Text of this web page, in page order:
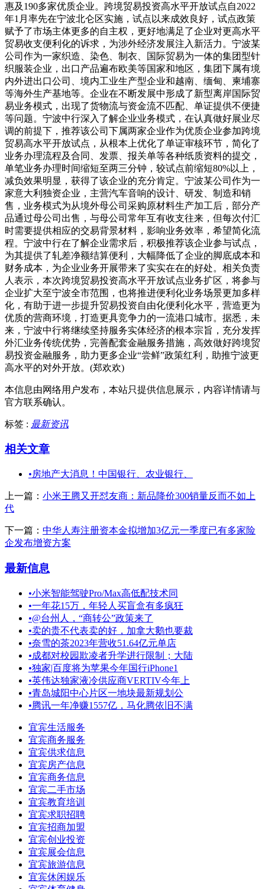
惠及190多家优质企业。跨境贸易投资高水平开放试点自2022
年1月率先在宁波北仑区实施，试点以来成效良好，试点政策
赋予了市场主体更多的自主权，更好地满足了企业对更高水平
贸易收支便利化的诉求，为涉外经济发展注入新活力。宁波某
公司作为一家织造、染色、制衣、国际贸易为一体的集团型针
织服装企业，出口产品遍布欧美等国家和地区，集团下属有境
内外进出口公司、境内工业生产型企业和越南、缅甸、柬埔寨
等海外生产基地等。企业在不断发展中形成了新型离岸国际贸
易业务模式，出现了货物流与资金流不匹配、单证提供不便捷
等问题。宁波中行深入了解企业业务模式，在认真做好展业尽
调的前提下，推荐该公司下属两家企业作为优质企业参加跨境
贸易高水平开放试点，从根本上优化了单证审核环节，简化了
业务办理流程及合同、发票、报关单等各种纸质资料的提交，
单笔业务办理时间缩短至两三分钟，较试点前缩短80%以上，
减负效果明显，获得了该企业的充分肯定。宁波某公司作为一
家意大利独资企业，主营汽车音响的设计、研发、制造和销
售，业务模式为从境外母公司采购原材料生产加工后，部分产
品通过母公司出售，与母公司常年互有收支往来，但每次付汇
时需要提供相应的交易背景材料，影响业务效率，希望简化流
程。宁波中行在了解企业需求后，积极推荐该企业参与试点，
为其提供了轧差净额结算便利，大幅降低了企业的脚底成本和
财务成本，为企业业务开展带来了实实在在的好处。相关负责
人表示，本次跨境贸易投资高水平开放试点业务扩区，将参与
企业扩大至宁波全市范围，也将推进便利化业务场景更加多样
化，有助于进一步提升贸易投资自由化便利化水平，营造更为
优质的营商环境，打造更具竞争力的一流港口城市。据悉，未
来，宁波中行将继续坚持服务实体经济的根本宗旨，充分发挥
外汇业务传统优势，完善配套金融服务措施，高效做好跨境贸
易投资金融服务，助力更多企业“尝鲜”政策红利，助推宁波更
高水平的对外开放。(郑欢欢)
本信息由网络用户发布， 本站只提供信息展示，内容详情请与
官方联系确认。
标签 : 最新资讯
相关文章
•房地产大消息！中国银行、农业银行、
上一篇： 小米王腾又开怼友商：新品降价300销量反而不如上
代
下一篇： 中华人寿注册资本金拟增加3亿元一季度已有多家险
企发布增资方案
最新信息
•小米智能驾驶Pro/Max高低配技术同
•一年花15万，年轻人买盲盒有多疯狂
•@台州人，“商转公”政策来了
•卖的贵不代表卖的好，加拿大鹅也要裁
•奈雪的茶2023年营收51.64亿元单店
•成都对校园欺凌者升学进行限制；大陆
•独家|百度将为苹果今年国行iPhone1
•英伟达独家液冷供应商VERTIV今年上
•青岛城阳中心片区一地块最新规划公
•腾讯一年净赚1557亿，马化腾依旧不满
宜宾生活服务
宜宾商务服务
宜宾供求信息
宜宾房产信息
宜宾商务信息
宜宾二手市场
宜宾教育培训
宜宾求职招聘
宜宾招商加盟
宜宾创业投资
宜宾展会信息
宜宾旅游信息
宜宾休闲娱乐